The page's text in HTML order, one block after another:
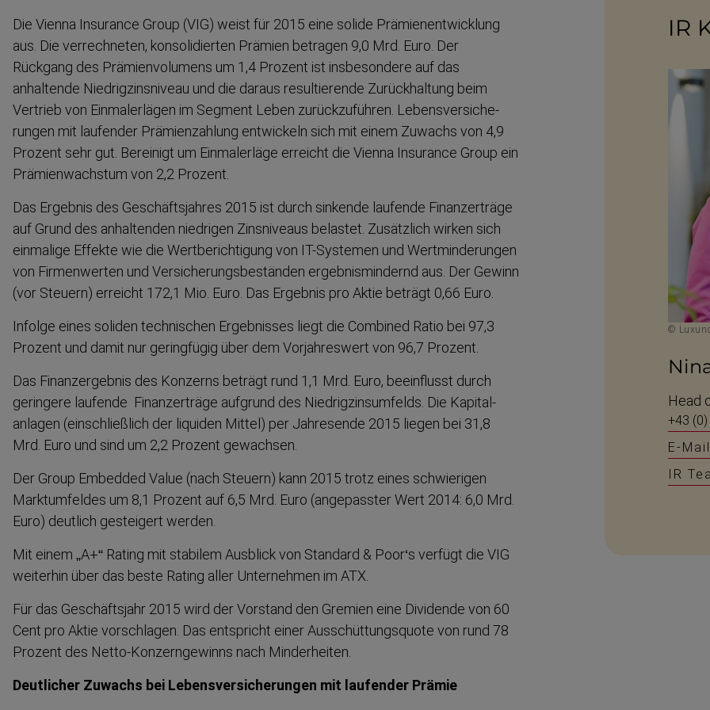
Die Vienna Insurance Group (VIG) weist für 2015 eine solide Prämien­ent­wicklung
aus. Die verrechneten, konsoli­dierten Prämien betragen 9,0 Mrd. Euro. Der
Rückgang des Prämien­vo­lumens um 1,4 Prozent ist insbesondere auf das
anhaltende Niedrig­zins­niveau und die daraus resultierende Zurück­haltung beim
Vertrieb von Einmal­erlägen im Segment Leben zurück­zu­führen. Lebens­ver­si­che­
rungen mit laufender Prämien­zahlung entwickeln sich mit einem Zuwachs von 4,9
Prozent sehr gut. Bereinigt um Einmal­erläge erreicht die Vienna Insurance Group ein
Prämien­wachstum von 2,2 Prozent.
Das Ergebnis des Geschäfts­jahres 2015 ist durch sinkende laufende Finanz­erträge
auf Grund des anhaltenden niedrigen Zinsniveaus belastet. Zusätzlich wirken sich
einmalige Effekte wie die Wertbe­rich­tigung von IT-Systemen und Wertmin­de­rungen
von Firmen­werten und Versiche­rungs­be­ständen ergebnis­mindernd aus. Der Gewinn
(vor Steuern) erreicht 172,1 Mio. Euro. Das Ergebnis pro Aktie beträgt 0,66 Euro.
Infolge eines soliden technischen Ergebnisses liegt die Combined Ratio bei 97,3
Prozent und damit nur geringfügig über dem Vorjah­reswert von 96,7 Prozent.
Das Finanz­ergebnis des Konzerns beträgt rund 1,1 Mrd. Euro, beeinflusst durch
geringere laufende Finanz­erträge aufgrund des Niedrig­zin­s­umfelds. Die Kapital­
anlagen (einschließlich der liquiden Mittel) per Jahresende 2015 liegen bei 31,8
Mrd. Euro und sind um 2,2 Prozent gewachsen.
Der Group Embedded Value (nach Steuern) kann 2015 trotz eines schwierigen
Marktum­feldes um 8,1 Prozent auf 6,5 Mrd. Euro (angepasster Wert 2014: 6,0 Mrd.
Euro) deutlich gesteigert werden.
Mit einem „A+“ Rating mit stabilem Ausblick von Standard & Poor‘s verfügt die VIG
weiterhin über das beste Rating aller Unternehmen im ATX.
Für das Geschäftsjahr 2015 wird der Vorstand den Gremien eine Dividende von 60
Cent pro Aktie vorschlagen. Das entspricht einer Ausschüt­tungsquote von rund 78
Prozent des Netto-​Konzerngewinns nach Minder­heiten.
Deutlicher Zuwachs bei Lebens­ver­si­che­rungen mit laufender Prämie
IR
©
Head
+43
E-
IR